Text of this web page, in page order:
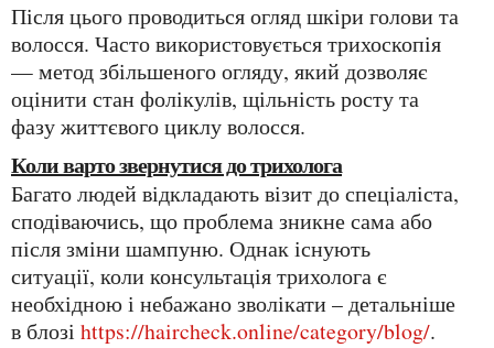
Після цього проводиться огляд шкіри голови та
волосся. Часто використовується трихоскопія
— метод збільшеного огляду, який дозволяє
оцінити стан фолікулів, щільність росту та
фазу життєвого циклу волосся.
Коли варто звернутися до трихолога
Багато людей відкладають візит до спеціаліста,
сподіваючись, що проблема зникне сама або
після зміни шампуню. Однак існують
ситуації, коли консультація трихолога є
необхідною і небажано зволікати – детальніше
в блозі https://haircheck.online/category/blog/.